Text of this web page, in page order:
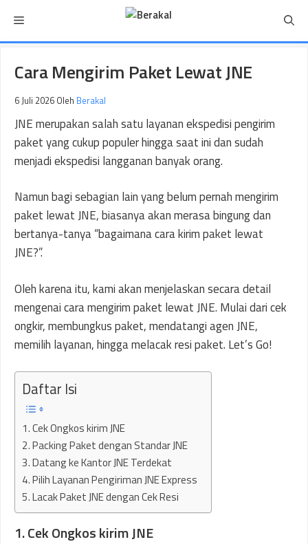
isi
Menu
Cara Mengirim Paket Lewat JNE
6 Juli 2026 Oleh Berakal
JNE merupakan salah satu layanan ekspedisi pengirim
paket yang cukup populer hingga saat ini dan sudah
menjadi ekspedisi langganan banyak orang.
Namun bagi sebagian lain yang belum pernah mengirim
paket lewat JNE, biasanya akan merasa bingung dan
bertanya-tanya “bagaimana cara kirim paket lewat
JNE?”.
Oleh karena itu, kami akan menjelaskan secara detail
mengenai cara mengirim paket lewat JNE. Mulai dari cek
ongkir, membungkus paket, mendatangi agen JNE,
memilih layanan, hingga melacak resi paket. Let’s Go!
Daftar Isi
1. Cek Ongkos kirim JNE
2. Packing Paket dengan Standar JNE
3. Datang ke Kantor JNE Terdekat
4. Pilih Layanan Pengiriman JNE Express
5. Lacak Paket JNE dengan Cek Resi
1. Cek Ongkos kirim JNE